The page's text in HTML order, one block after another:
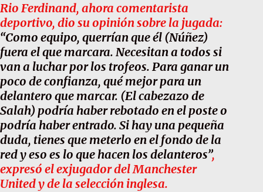
Rio Ferdinand, ahora comentarista
deportivo, dio su opinión sobre la jugada:
“Como equipo, querrían que él (Núñez)
fuera el que marcara. Necesitan a todos si
van a luchar por los trofeos. Para ganar un
poco de confianza, qué mejor para un
delantero que marcar. (El cabezazo de
Salah) podría haber rebotado en el poste o
podría haber entrado. Si hay una pequeña
duda, tienes que meterlo en el fondo de la
red y eso es lo que hacen los delanteros”,
expresó el exjugador del Manchester
United y de la selección inglesa.